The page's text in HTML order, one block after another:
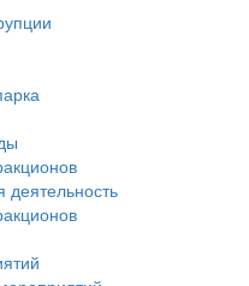
деятельность